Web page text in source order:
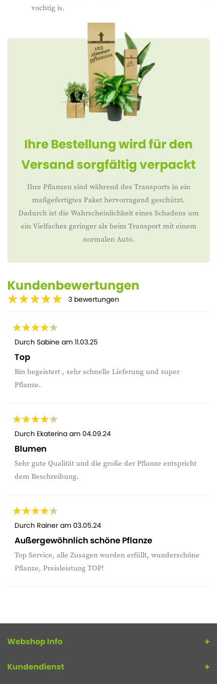
vochtig is.
Ihre Bestellung wird für den
Versand sorgfältig verpackt
Ihre Pflanzen sind während des Transports in ein
maßgefertigtes Paket hervorragend geschützt.
Dadurch ist die Wahrscheinlichkeit eines Schadens um
ein Vielfaches geringer als beim Transport mit einem
normalen Auto.
Kundenbewertungen
3 bewertungen
Durch Sabine am 11.03.25
Top
Bin begeistert , sehr schnelle Lieferung und super
Pflanze.
Durch Ekaterina am 04.09.24
Blumen
Sehr gute Qualität und die große der Pflanze entspricht
dem Beschreibung.
Durch Rainer am 03.05.24
Außergewöhnlich schöne Pflanze
Top Service, alle Zusagen wurden erfüllt, wunderschöne
Pflanze, Preisleistung TOP!
Webshop Info
Kundendienst